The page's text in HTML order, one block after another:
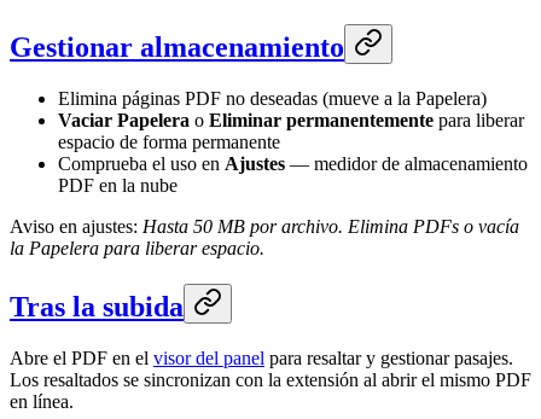
Gestionar almacenamiento
Elimina páginas PDF no deseadas (mueve a la Papelera)
Vaciar Papelera o Eliminar permanentemente para liberar
espacio de forma permanente
Comprueba el uso en Ajustes — medidor de almacenamiento
PDF en la nube
Aviso en ajustes: Hasta 50 MB por archivo. Elimina PDFs o vacía
la Papelera para liberar espacio.
Tras la subida
Abre el PDF en el visor del panel para resaltar y gestionar pasajes.
Los resaltados se sincronizan con la extensión al abrir el mismo PDF
en línea.